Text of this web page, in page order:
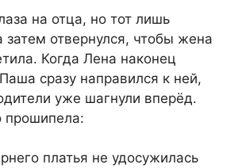
на отца, но тот лишь
затем отвернулся, чтобы жена
Когда Лена наконец
сразу направился к ней,
уже шагнули вперёд.
прошипела:
платья не удосужилась